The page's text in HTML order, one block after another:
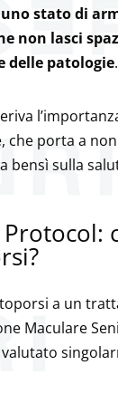
stato di
non lasci
delle patologie.
che porta a
bensì sulla
a un
Maculare